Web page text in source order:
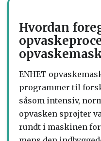
Hvordan
ENHET
programmer til
såsom intensiv,
opvasken sprøjter
rundt i maskinen